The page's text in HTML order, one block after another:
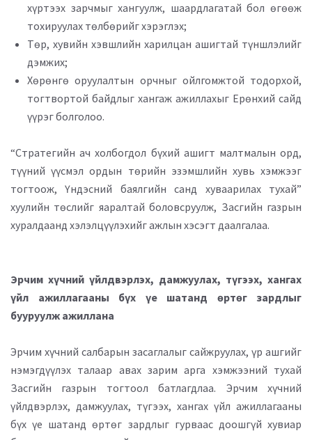
хүртээх зарчмыг хангуулж, шаардлагатай бол өгөөж
тохируулах төлбөрийг хэрэглэх;
Төр, хувийн хэвшлийн харилцан ашигтай түншлэлийг
дэмжих;
Хөрөнгө оруулалтын орчныг ойлгомжтой тодорхой,
тогтвортой байдлыг хангаж ажиллахыг Ерөнхий сайд
үүрэг болголоо.
“Стратегийн ач холбогдол бүхий ашигт малтмалын орд,
түүний үүсмэл ордын төрийн эзэмшлийн хувь хэмжээг
тогтоож, Үндэсний баялгийн санд хуваарилах тухай”
хуулийн төслийг яаралтай боловсруулж, Засгийн газрын
хуралдаанд хэлэлцүүлэхийг ажлын хэсэгт даалгалаа.
Эрчим хүчний үйлдвэрлэх, дамжуулах, түгээх, хангах
үйл ажиллагааны бүх үе шатанд өртөг зардлыг
бууруулж ажиллана
Эрчим хүчний салбарын засаглалыг сайжруулах, үр ашгийг
нэмэгдүүлэх талаар авах зарим арга хэмжээний тухай
Засгийн газрын тогтоол батлагдлаа. Эрчим хүчний
үйлдвэрлэх, дамжуулах, түгээх, хангах үйл ажиллагааны
бүх үе шатанд өртөг зардлыг гурваас доошгүй хувиар